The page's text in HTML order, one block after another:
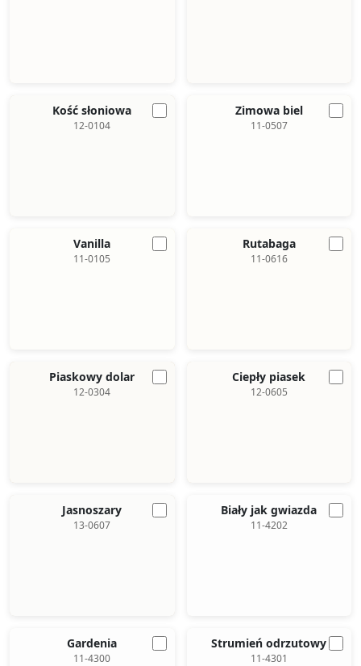
Kość słoniowa
12-0104
Zimowa biel
11-0507
Vanilla
11-0105
Rutabaga
11-0616
Piaskowy dolar
12-0304
Ciepły piasek
12-0605
Jasnoszary
13-0607
Biały jak gwiazda
11-4202
Gardenia
11-4300
Strumień odrzutowy
11-4301